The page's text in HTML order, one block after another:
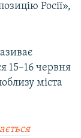
Росії»,
15–16 червня
міста